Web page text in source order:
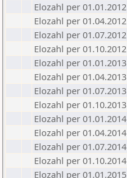
Elozahl per 01.01.2012
Elozahl per 01.04.2012
Elozahl per 01.07.2012
Elozahl per 01.10.2012
Elozahl per 01.01.2013
Elozahl per 01.04.2013
Elozahl per 01.07.2013
Elozahl per 01.10.2013
Elozahl per 01.01.2014
Elozahl per 01.04.2014
Elozahl per 01.07.2014
Elozahl per 01.10.2014
Elozahl per 01.01.2015